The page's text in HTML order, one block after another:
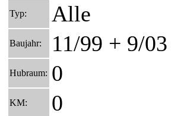
Typ: Alle
Baujahr: 11/99 + 9/03
Hubraum: 0
KM: 0